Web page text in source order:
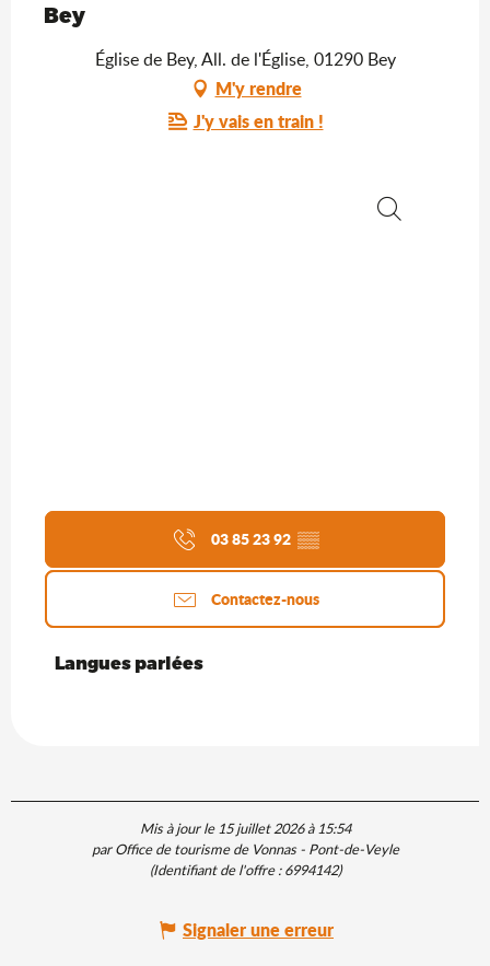
Bey
Église de Bey, All. de l'Église, 01290 Bey
M'y rendre
J'y vais en train !
03 85 23 92 ▒▒
Contactez-nous
Langues parlées
Langues parlées
Mis à jour le 15 juillet 2026 à 15:54
par Office de tourisme de Vonnas - Pont-de-Veyle
(Identifiant de l'offre :6994142)
Signaler une erreur